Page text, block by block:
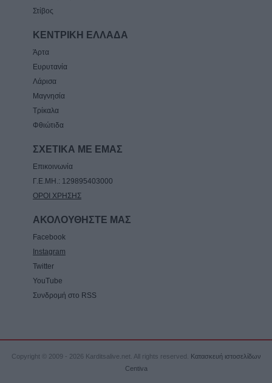
Στίβος
ΚΕΝΤΡΙΚΗ ΕΛΛΑΔΑ
Άρτα
Ευρυτανία
Λάρισα
Μαγνησία
Τρίκαλα
Φθιώτιδα
ΣΧΕΤΙΚΑ ΜΕ ΕΜΑΣ
Επικοινωνία
Γ.Ε.ΜΗ.: 129895403000
ΟΡΟΙ ΧΡΗΣΗΣ
ΑΚΟΛΟΥΘΗΣΤΕ ΜΑΣ
Facebook
Instagram
Twitter
YouTube
Συνδρομή στο RSS
Copyright © 2009 - 2026 Karditsalive.net. All rights reserved.
Κατασκευή ιστοσελίδων
Centiva